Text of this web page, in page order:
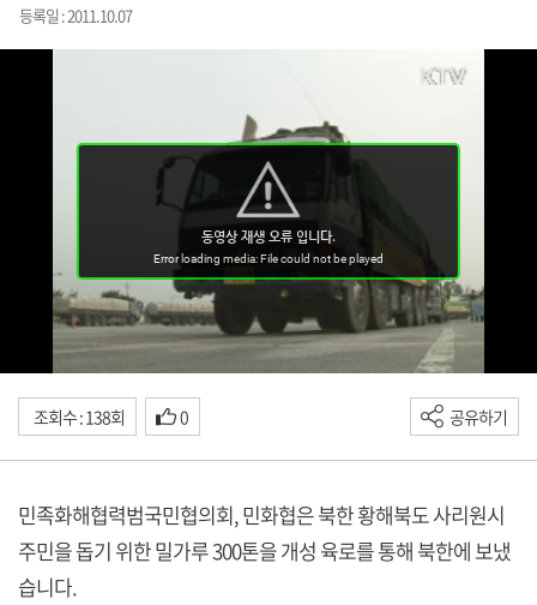
등록일 : 2011.10.07
조회수 : 138회 0 공유하기
민족화해협력범국민협의회, 민화협은 북한 황해북도 사리원시
주민을 돕기 위한 밀가루 300톤을 개성 육로를 통해 북한에 보냈
습니다.